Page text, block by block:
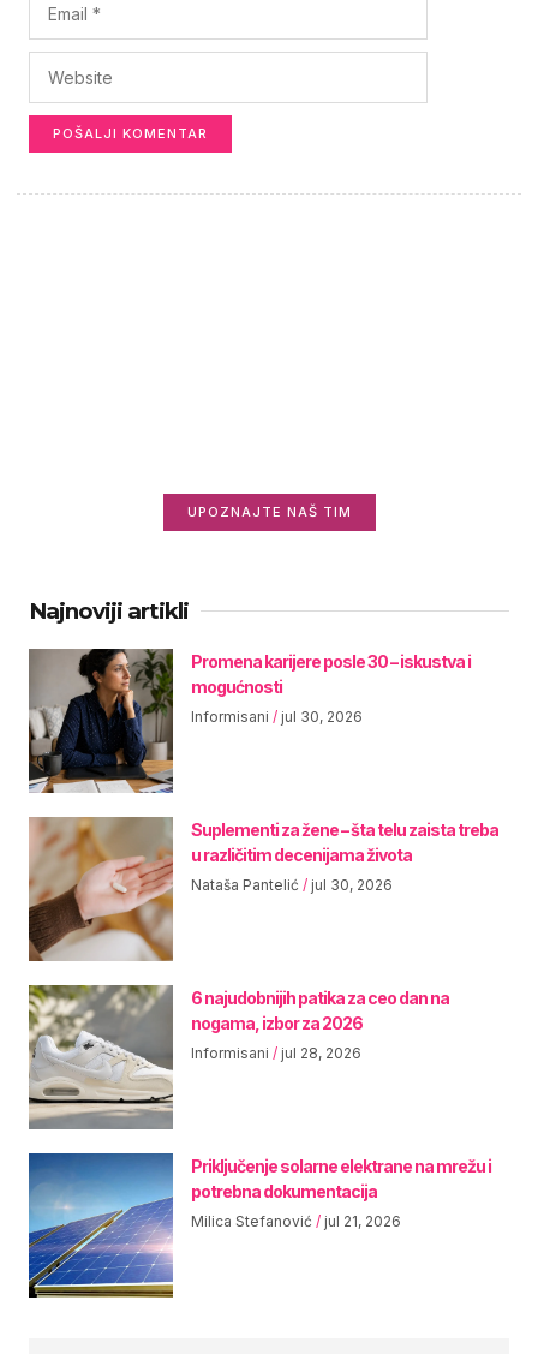
UPOZNAJTE NAŠ TIM
Najnoviji artikli
Promena karijere posle 30 – iskustva i
mogućnosti
Informisani jul 30, 2026
Suplementi za žene – šta telu zaista treba
u različitim decenijama života
Nataša Pantelić jul 30, 2026
6 najudobnijih patika za ceo dan na
nogama, izbor za 2026
Informisani jul 28, 2026
Priključenje solarne elektrane na mrežu i
potrebna dokumentacija
Milica Stefanović jul 21, 2026